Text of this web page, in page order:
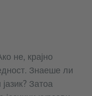
не, крајно
Знаеше ли
Затоа